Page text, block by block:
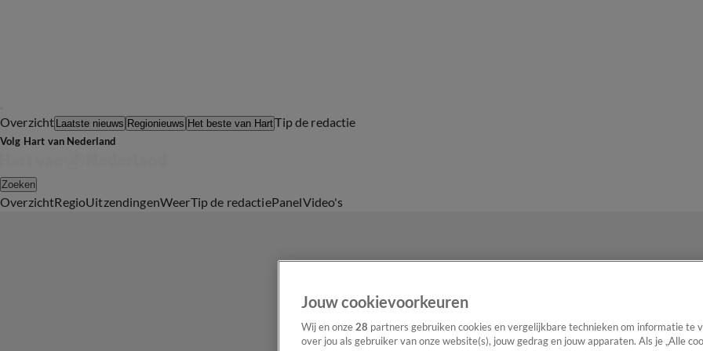
Overzicht Laatste nieuws Regionieuws Het beste van HartTip de redactie
Volg Hart van Nederland
Zoeken
OverzichtRegioUitzendingenWeerTip de redactiePanelVideo's
Jouw cookievoorkeuren
Wij en onze 28 partners gebruiken cookies en vergelijkbare technieken om informatie te
over jou als gebruiker van onze website(s), jouw gedrag en jouw apparaten. Als je „Alle